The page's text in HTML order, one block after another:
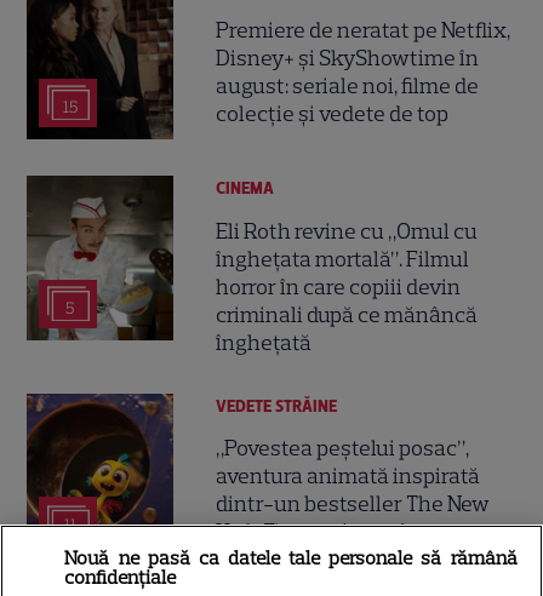
15
Premiere de neratat pe Netflix,
Disney+ și SkyShowtime în
august: seriale noi, filme de
colecție și vedete de top
5
CINEMA
Eli Roth revine cu „Omul cu
înghețata mortală”. Filmul
horror în care copiii devin
criminali după ce mănâncă
înghețată
11
VEDETE STRĂINE
„Povestea peștelui posac”,
aventura animată inspirată
dintr-un bestseller The New
York Times, ajunge în
cinematografe pe 7 august
Nouă ne pasă ca datele tale personale să rămână
confidențiale